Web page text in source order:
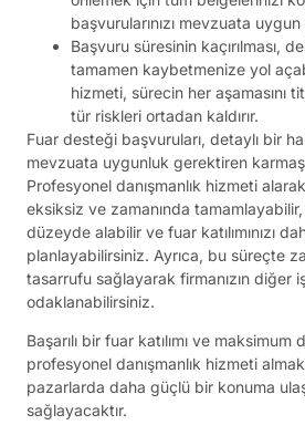
başvurularınızı mevzuata
Başvuru süresinin kaçırılması,
tamamen kaybetmenize yol
hizmeti, sürecin her aşamasını
tür riskleri ortadan kaldırır.
Fuar desteği başvuruları, detaylı bir
mevzuata uygunluk gerektiren
Profesyonel danışmanlık hizmeti
eksiksiz ve zamanında tamamlayabilir,
düzeyde alabilir ve fuar katılımınızı
planlayabilirsiniz. Ayrıca, bu süreçte
tasarrufu sağlayarak firmanızın diğer
odaklanabilirsiniz.
Başarılı bir fuar katılımı ve maksimum
profesyonel danışmanlık hizmeti
pazarlarda daha güçlü bir konuma
sağlayacaktır.